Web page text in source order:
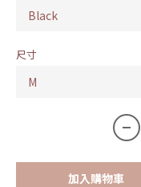
尺寸
加入購物車